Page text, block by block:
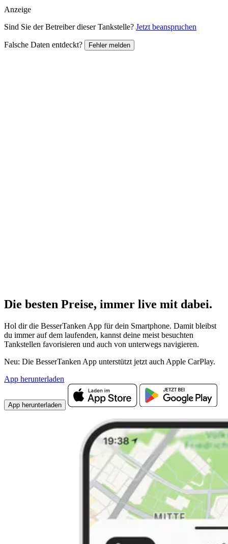
Anzeige
Sind Sie der Betreiber dieser Tankstelle? Jetzt beanspruchen
Falsche Daten entdeckt? Fehler melden
Die besten Preise, immer live mit dabei.
Hol dir die BesserTanken App für dein Smartphone. Damit bleibst
du immer auf dem laufenden, kannst deine meist besuchten
Tankstellen favorisieren und auch von unterwegs navigieren.
Neu: Die BesserTanken App unterstützt jetzt auch Apple CarPlay.
App herunterladen
App herunterladen